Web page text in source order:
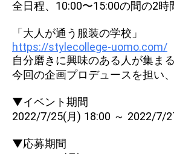
全日程、10:00〜15:00の間の2
「大人が通う服装の学校」
https://stylecollege-uomo.com/
自分磨きに興味のある人が集ま
今回の企画プロデュースを担い
▼イベント期間
2022/7/25(月) 18:00 ～ 2022/7/
▼応募期間